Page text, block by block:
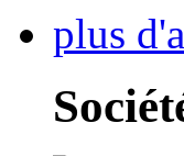
plus